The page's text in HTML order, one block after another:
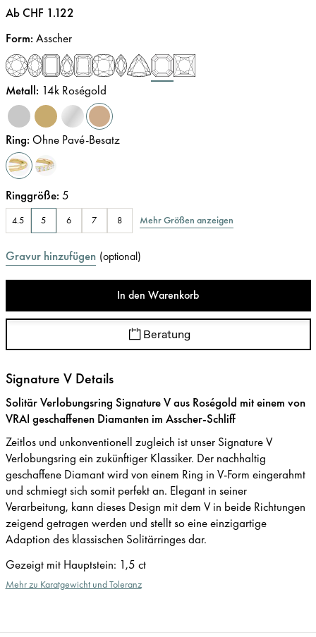
Preis:
Ab CHF 1.122
Form: Asscher
Metall: 14k Roségold
Ring: Ohne Pavé-Besatz
Ringgröße: 5
4.5 5 6 7 8 Mehr Größen anzeigen
Gravur hinzufügen (optional)
In den Warenkorb
Beratung
Signature V Details
Solitär Verlobungsring Signature V aus Roségold mit einem von
VRAI geschaffenen Diamanten im Asscher-Schliff
Zeitlos und unkonventionell zugleich ist unser Signature V
Verlobungsring ein zukünftiger Klassiker. Der nachhaltig
geschaffene Diamant wird von einem Ring in V-Form eingerahmt
und schmiegt sich somit perfekt an. Elegant in seiner
Verarbeitung, kann dieses Design mit dem V in beide Richtungen
zeigend getragen werden und stellt so eine einzigartige
Adaption des klassischen Solitärringes dar.
Gezeigt mit Hauptstein: 1,5 ct
Mehr zu Karatgewicht und Toleranz